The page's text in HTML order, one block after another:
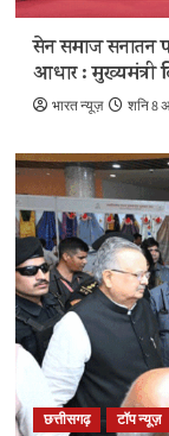
सेन समाज सनातन
आधार : मुख्यमंत्री
भारत न्यूज़ शनि 8
छत्तीसगढ़ टॉप न्यूज़